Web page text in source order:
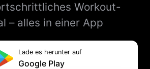
Workout-
– alles in einer App
Lade es herunter auf
Google Play